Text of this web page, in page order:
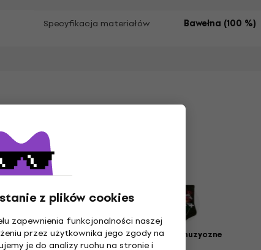
z plików cookies
zapewnienia funkcjonalności naszej
przez użytkownika jego zgody na
je do analizy ruchu na stronie i
Specyfikacja materiałów Bawełna (100 %)
Czapki z daszkiem
muzyczne
Skarpetki muzyczne